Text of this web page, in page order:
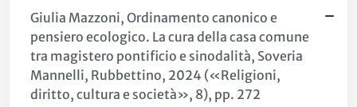
Giulia Mazzoni, Ordinamento canonico e
pensiero ecologico. La cura della casa comune
tra magistero pontificio e sinodalità, Soveria
Mannelli, Rubbettino, 2024 («Religioni,
diritto, cultura e società», 8), pp. 272